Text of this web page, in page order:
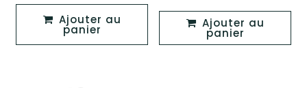
Ajouter au
panier panier